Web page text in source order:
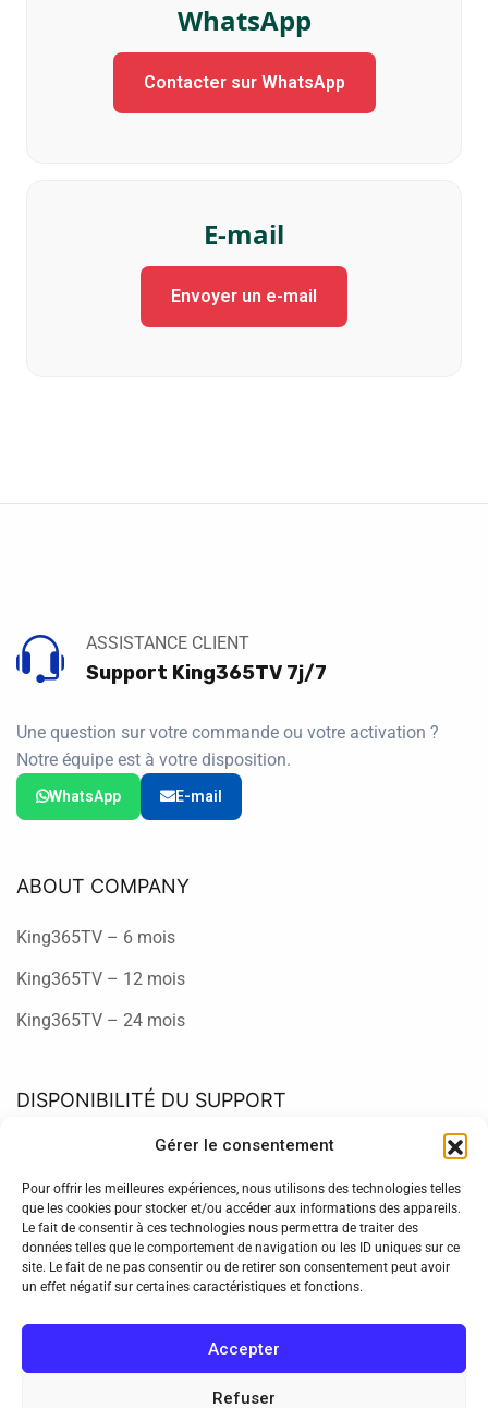
Gérer le consentement
Pour offrir les meilleures expériences, nous utilisons des technologies telles
que les cookies pour stocker et/ou accéder aux informations des appareils.
Le fait de consentir à ces technologies nous permettra de traiter des
données telles que le comportement de navigation ou les ID uniques sur ce
site. Le fait de ne pas consentir ou de retirer son consentement peut avoir
un effet négatif sur certaines caractéristiques et fonctions.
Accepter
Refuser
WhatsApp
Contacter sur WhatsApp
E-mail
Envoyer un e-mail
ASSISTANCE CLIENT
Support King365TV 7j/7
Une question sur votre commande ou votre activation ?
Notre équipe est à votre disposition.
WhatsApp E-mail
ABOUT COMPANY
King365TV – 6 mois
King365TV – 12 mois
King365TV – 24 mois
DISPONIBILITÉ DU SUPPORT
Disponible 7j/7
Support WhatsApp
Nous contacter
Support E-mail